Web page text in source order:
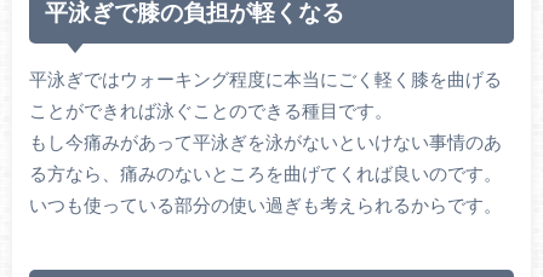
平泳ぎで膝の負担が軽くなる
平泳ぎではウォーキング程度に本当にごく軽く膝を曲げる
ことができれば泳ぐことのできる種目です。
もし今痛みがあって平泳ぎを泳がないといけない事情のあ
る方なら、痛みのないところを曲げてくれば良いのです。
いつも使っている部分の使い過ぎも考えられるからです。